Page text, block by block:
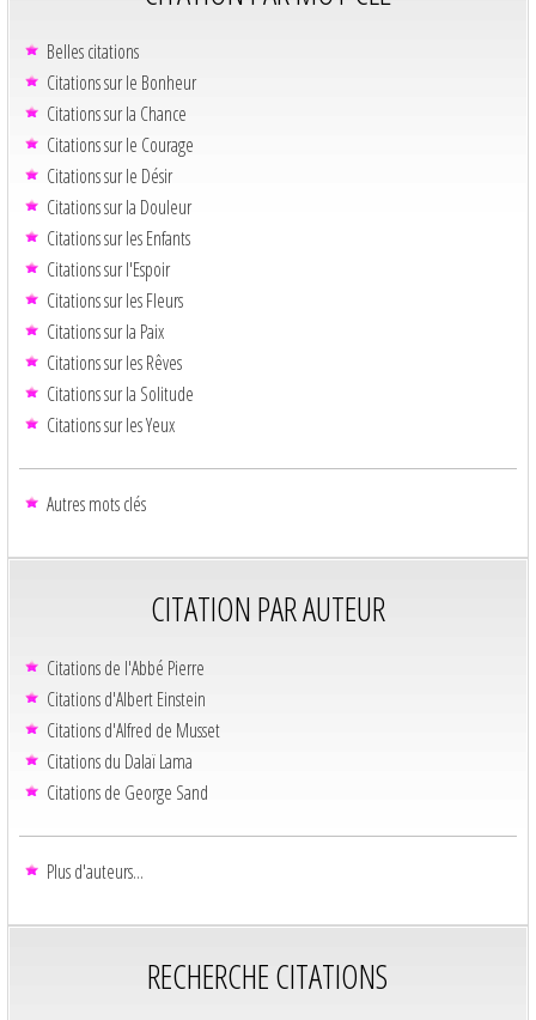
Belles citations
Citations sur le Bonheur
Citations sur la Chance
Citations sur le Courage
Citations sur le Désir
Citations sur la Douleur
Citations sur les Enfants
Citations sur l'Espoir
Citations sur les Fleurs
Citations sur la Paix
Citations sur les Rêves
Citations sur la Solitude
Citations sur les Yeux
Autres mots clés
CITATION PAR AUTEUR
Citations de l'Abbé Pierre
Citations d'Albert Einstein
Citations d'Alfred de Musset
Citations du Dalaï Lama
Citations de George Sand
Plus d'auteurs...
RECHERCHE CITATIONS